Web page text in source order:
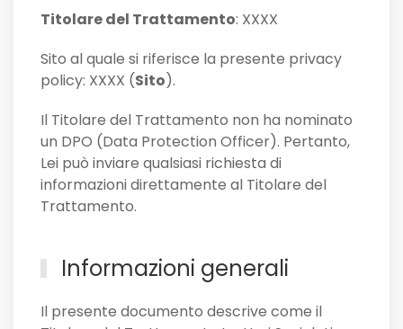
Titolare del Trattamento: XXXX
Sito al quale si riferisce la presente privacy
policy: XXXX (Sito).
Il Titolare del Trattamento non ha nominato
un DPO (Data Protection Officer). Pertanto,
Lei può inviare qualsiasi richiesta di
informazioni direttamente al Titolare del
Trattamento.
Informazioni generali
Il presente documento descrive come il